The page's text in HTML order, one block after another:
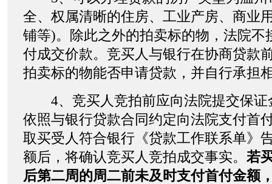
全、权属清晰的住房、工业产房、商业
铺等)。除此之外的拍卖标的物，法院不
付成交价款。竞买人与银行在协商贷款
拍卖标的物能否申请贷款，并自行承担
4、竞买人竞拍前应向法院提交保证
依照与银行贷款合同约定向法院支付首
取买受人符合银行《贷款工作联系单》
额后，将确认竞买人竞拍成交事实。 若
后第二周的周二前未及时支付首付金额